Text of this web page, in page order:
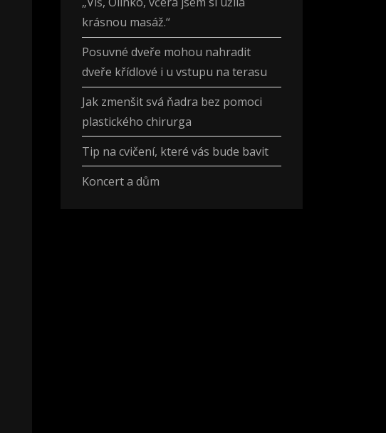
krásnou masáž.“
Posuvné dveře mohou nahradit
dveře křídlové i u vstupu na terasu
Jak zmenšit svá ňadra bez pomoci
plastického chirurga
Tip na cvičení, které vás bude bavit
Koncert a dům